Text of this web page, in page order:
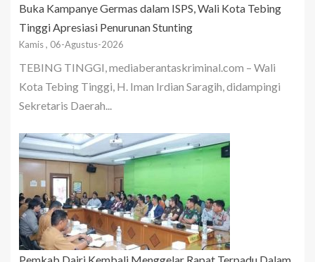
Buka Kampanye Germas dalam ISPS, Wali Kota Tebing
Tinggi Apresiasi Penurunan Stunting
Kamis , 06-Agustus-2026
TEBING TINGGI, mediaberantaskriminal.com – Wali
Kota Tebing Tinggi, H. Iman Irdian Saragih, didampingi
Sekretaris Daerah...